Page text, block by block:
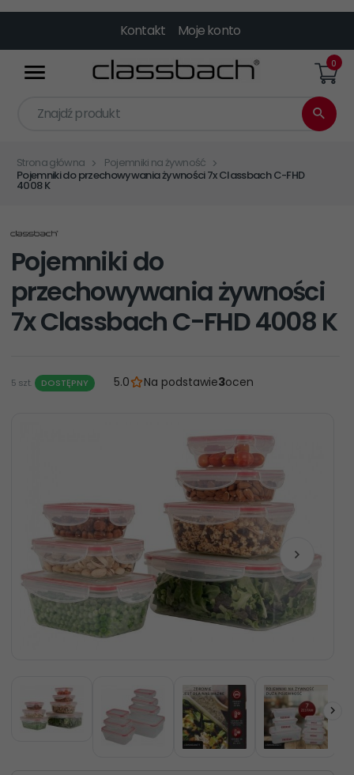
Kontakt Moje konto
Znajdź produkt
0
Strona główna
Pojemniki na żywność
Pojemniki do przechowywania żywności 7x Classbach C-FHD
4008 K
Pojemniki do
przechowywania żywności
7x Classbach C-FHD 4008 K
DOSTĘPNY
5 szt. 5.0 Na podstawie3ocen